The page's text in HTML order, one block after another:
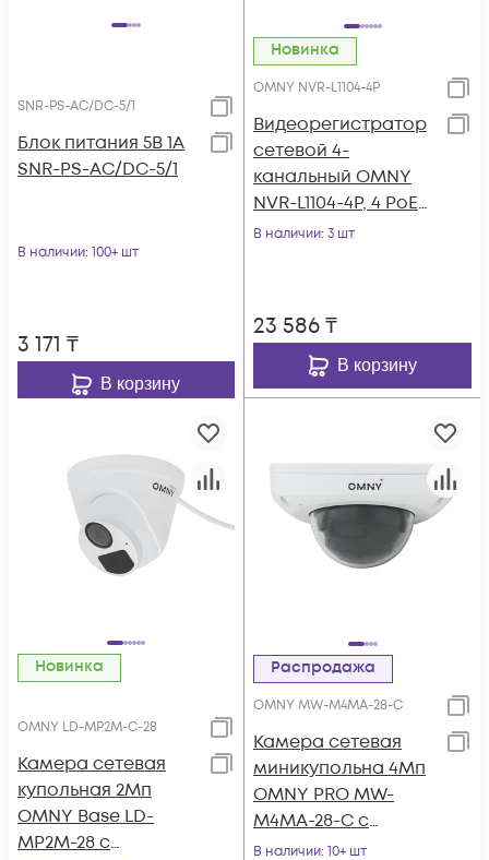
SNR-PS-AC/DC-5/1
Блок питания 5В 1А
SNR-PS-AC/DC-5/1
В наличии: 100+ шт
3 171 ₸
В корзину
Новинка
OMNY NVR-L1104-4P
Видеорегистратор
сетевой 4-
канальный OMNY
NVR-L1104-4P, 4 PoE
(EEE 802.3at/af)
В наличии: 3 шт
23 586₸
В корзину
Новинка
OMNY LD-MP2M-C-28
Камера сетевая
купольная 2Мп
OMNY Base LD-
MP2M-28 с
Распродажа
OMNY MW-M4MA-28-C
Камера сетевая
миникупольна 4Мп
OMNY PRO MW-
M4MA-28-C с
микрофоном
В наличии: 10+ шт